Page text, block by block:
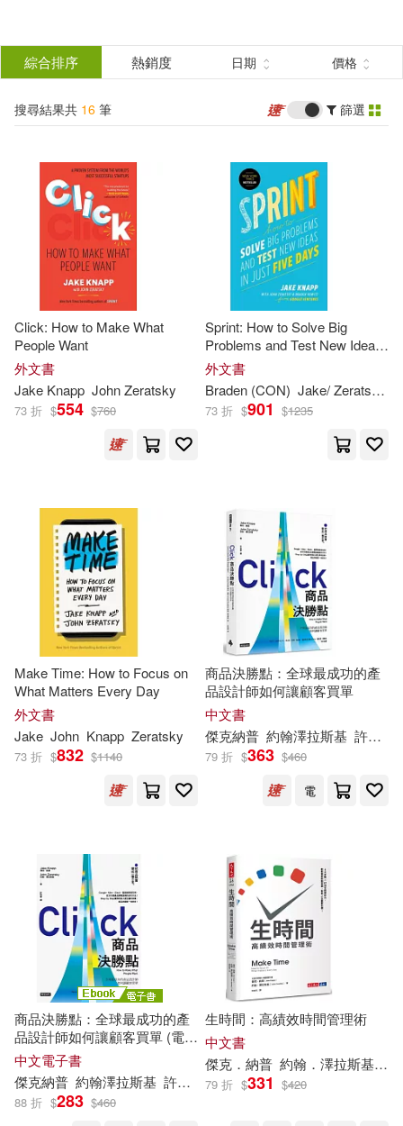
結
分類 (單選)
所有商品(16) 圖書(13)
電子書(3)
(可複選)
Jake Knapp(4)
John Zeratsky(4) Knapp(4)
Jake/ Zeratsky(3)
傑克．納普(3)
約翰．澤拉斯基(3)
John/ Kowitz(2) 傑克‧納普(2)
傑克納普(2)
布雷登．柯維茲(2)
約翰‧澤拉斯基(2)
Braden (CON)(1)
Braden Kowitz(1)
Braden/ Bittner(1)
Dan (NRT)(1) Instaread(1)
Jake(1)
展開
出版社 (可複選)
Ingram(5) 時報出版(4)
天下文化(3)
Random House UK(2)
Random House(1)
Simon & Schuster, Inc.(1)
配送方式 (可複選)
可超商取貨(13)
可海外宅配(13)
可港澳店取(13)
可新加坡店取(13)
綜合排序 熱銷度 日期 價格
搜尋結果共 16 筆 篩選
Click: How to Make What
People Want
外文書
Jake Knapp JohnZeratsky
73 折 $554 $760
Sprint: How to Solve Big
Problems and Test New Ideas
in Just Five Days
外文書
Braden (CON) Jake/Zeratsky
73 折 $901 $1235
Make Time: How to Focus on
What Matters Every Day
外文書
Jake John Knapp Zeratsky
73 折 $832 $1140
商品決勝點：全球最成功的產
品設計師如何讓顧客買單
中文書
傑克納普 約翰澤拉斯基 許恬寧
79 折 $363 $460
電
商品決勝點：全球最成功的產
品設計師如何讓顧客買單 (電子
書)
中文電子書
傑克納普 約翰澤拉斯基 許恬寧
88 折 $283 $460
生時間：高績效時間管理術
中文書
傑克．納普 約翰．澤拉斯基 洪
79 折 $331 $420